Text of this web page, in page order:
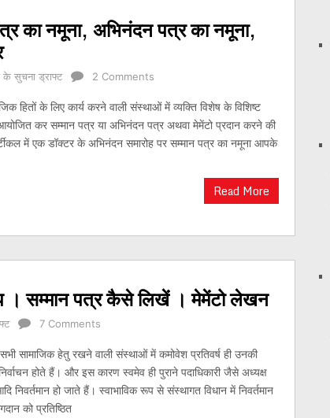
का नमूना, अभिनंदन पत्र का नमूना,
के सुचना ड्राफ्ट 2 Comments
हितों के लिए कार्य करने वाली संस्थाओं में व्यक्ति विशेष के विशिष्ट
कर सम्मान पत्र या अभिनंदन पत्र अथवा मेमेंटो प्रदान करने की
में एक डॉक्टर के अभिनंदन समारोह पर सम्मान पत्र का नमूना आपके
Read More
। सम्मान पत्र कैसे लिखें । मेमेंटो लेखन
7 Comments
सामाजिक हेतु रखने वाली संस्थाओं में कमोवेश प्रतिवर्ष ही उनकी
निर्वाचन होते हैं। और इस कारण स्वमेव ही पुराने पदाधिकारी जैसे अध्यक्ष
निवर्तमान हो जाते हैं। स्वाभाविक रूप से संस्थागत विधान में निवर्तमान
को प्रतिष्ठित